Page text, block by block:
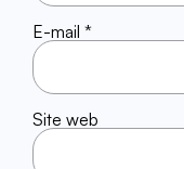
E-mail *
Site web